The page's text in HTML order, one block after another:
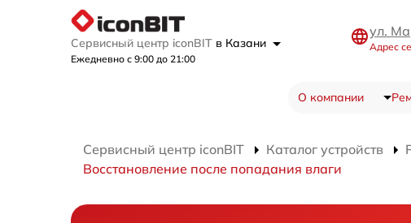
Сервисный центр iconBIT в Казани
Ежедневно с 9:00 до 21:00
ул.
Адрес
О компании
Сервисный центр iconBIT Каталог устройств
Восстановление после попадания влаги